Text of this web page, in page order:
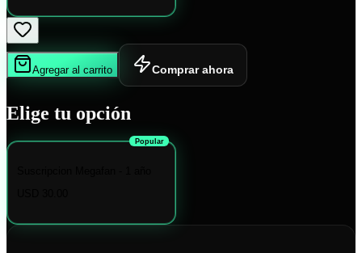
Agregar al carrito Comprar ahora
Elige tu opción
Popular